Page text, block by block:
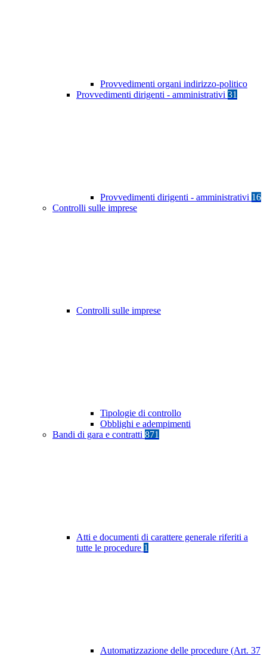
Provvedimenti organi indirizzo-politico
Provvedimenti dirigenti - amministrativi 31
Provvedimenti dirigenti - amministrativi 16
Controlli sulle imprese
Controlli sulle imprese
Tipologie di controllo
Obblighi e adempimenti
Bandi di gara e contratti 871
Atti e documenti di carattere generale riferiti a
tutte le procedure 1
Automatizzazione delle procedure (Art. 37